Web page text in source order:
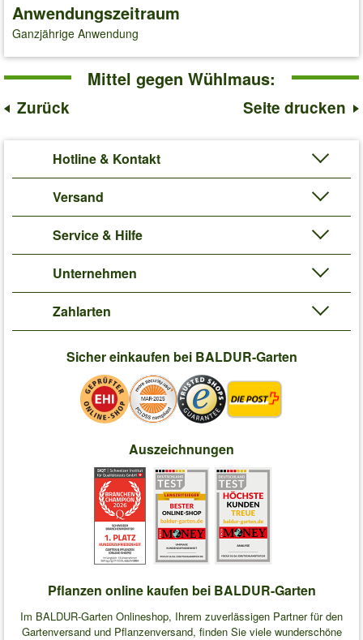
Anwendungszeitraum
Ganzjährige Anwendung
Mittel gegen Wühlmaus:
Zurück Seite drucken
Hotline & Kontakt
Versand
Service & Hilfe
Unternehmen
Zahlarten
Sicher einkaufen bei BALDUR-Garten
Auszeichnungen
Pflanzen online kaufen bei BALDUR-Garten
Im BALDUR-Garten Onlineshop, Ihrem zuverlässigen Partner für den
Gartenversand und Pflanzenversand, finden Sie viele wunderschöne